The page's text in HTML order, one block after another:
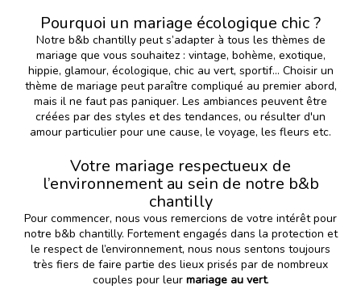
Pourquoi un mariage écologique chic ?
Notre b&b chantilly peut s’adapter à tous les thèmes de
mariage que vous souhaitez : vintage, bohème, exotique,
hippie, glamour, écologique, chic au vert, sportif… Choisir un
thème de mariage peut paraître compliqué au premier abord,
mais il ne faut pas paniquer. Les ambiances peuvent être
créées par des styles et des tendances, ou résulter d'un
amour particulier pour une cause, le voyage, les fleurs etc.
Votre mariage respectueux de
l’environnement au sein de notre b&b
chantilly
Pour commencer, nous vous remercions de votre intérêt pour
notre b&b chantilly. Fortement engagés dans la protection et
le respect de l’environnement, nous nous sentons toujours
très fiers de faire partie des lieux prisés par de nombreux
couples pour leur mariage au vert.